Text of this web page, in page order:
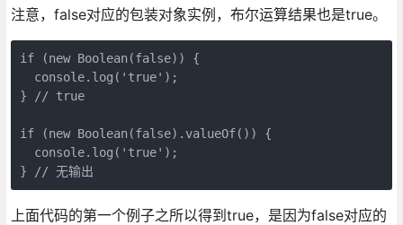
注意，false对应的包装对象实例，布尔运算结果也是true。
if (new Boolean(false)) {
  console.log('true');
} // true
if (new Boolean(false).valueOf()) {
  console.log('true');
上面代码的第一个例子之所以得到true，是因为false对应的